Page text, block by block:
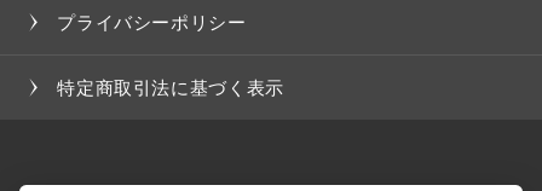
の会員に通知したものとみなします。
＜会員登録について＞
プライバシーポリシー
特定商取引法に基づく表示